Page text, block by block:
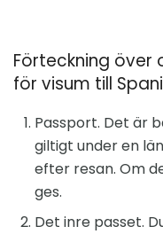
Förteckning över
för visum till
Passport. Det är
giltigt under en
efter resan. Om
ges.
Det inre passet.